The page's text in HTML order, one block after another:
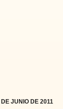
JUNIO DE 2011